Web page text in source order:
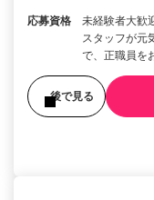
応募資格
未経験者大歓
スタッフが元
で、正職員を
後で見る